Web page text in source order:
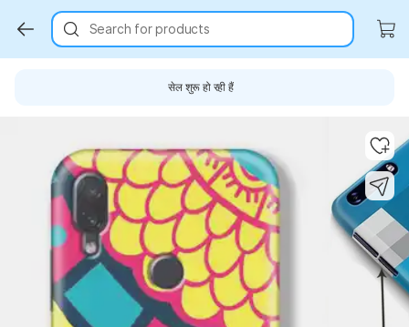
Search for products
सेल शुरू हो रही हैं